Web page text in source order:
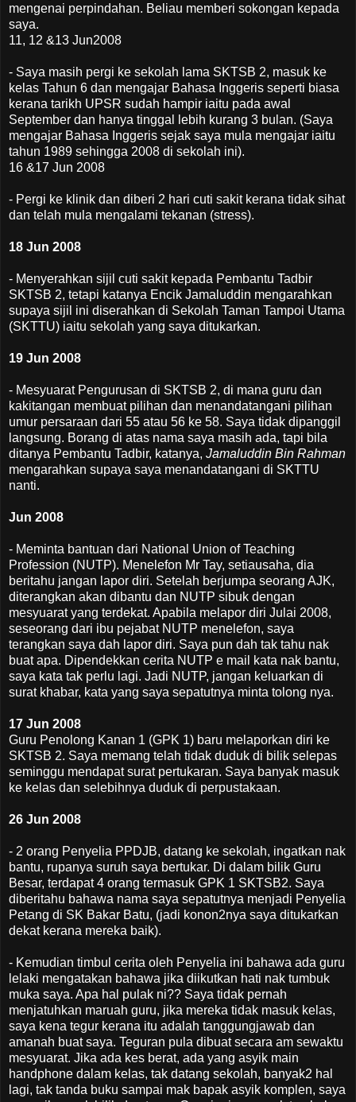
mengenai perpindahan. Beliau memberi sokongan kepada
saya.
11, 12 &13 Jun2008
- Saya masih pergi ke sekolah lama SKTSB 2, masuk ke
kelas Tahun 6 dan mengajar Bahasa Inggeris seperti biasa
kerana tarikh UPSR sudah hampir iaitu pada awal
September dan hanya tinggal lebih kurang 3 bulan. (Saya
mengajar Bahasa Inggeris sejak saya mula mengajar iaitu
tahun 1989 sehingga 2008 di sekolah ini).
16 &17 Jun 2008
- Pergi ke klinik dan diberi 2 hari cuti sakit kerana tidak sihat
dan telah mula mengalami tekanan (stress).
18 Jun 2008
- Menyerahkan sijil cuti sakit kepada Pembantu Tadbir
SKTSB 2, tetapi katanya Encik Jamaluddin mengarahkan
supaya sijil ini diserahkan di Sekolah Taman Tampoi Utama
(SKTTU) iaitu sekolah yang saya ditukarkan.
19 Jun 2008
- Mesyuarat Pengurusan di SKTSB 2, di mana guru dan
kakitangan membuat pilihan dan menandatangani pilihan
umur persaraan dari 55 atau 56 ke 58. Saya tidak dipanggil
langsung. Borang di atas nama saya masih ada, tapi bila
ditanya Pembantu Tadbir, katanya, Jamaluddin Bin Rahman
mengarahkan supaya saya menandatangani di SKTTU
nanti.
Jun 2008
- Meminta bantuan dari National Union of Teaching
Profession (NUTP). Menelefon Mr Tay, setiausaha, dia
beritahu jangan lapor diri. Setelah berjumpa seorang AJK,
diterangkan akan dibantu dan NUTP sibuk dengan
mesyuarat yang terdekat. Apabila melapor diri Julai 2008,
seseorang dari ibu pejabat NUTP menelefon, saya
terangkan saya dah lapor diri. Saya pun dah tak tahu nak
buat apa. Dipendekkan cerita NUTP e mail kata nak bantu,
saya kata tak perlu lagi. Jadi NUTP, jangan keluarkan di
surat khabar, kata yang saya sepatutnya minta tolong nya.
17 Jun 2008
Guru Penolong Kanan 1 (GPK 1) baru melaporkan diri ke
SKTSB 2. Saya memang telah tidak duduk di bilik selepas
seminggu mendapat surat pertukaran. Saya banyak masuk
ke kelas dan selebihnya duduk di perpustakaan.
26 Jun 2008
- 2 orang Penyelia PPDJB, datang ke sekolah, ingatkan nak
bantu, rupanya suruh saya bertukar. Di dalam bilik Guru
Besar, terdapat 4 orang termasuk GPK 1 SKTSB2. Saya
diberitahu bahawa nama saya sepatutnya menjadi Penyelia
Petang di SK Bakar Batu, (jadi konon2nya saya ditukarkan
dekat kerana mereka baik).
- Kemudian timbul cerita oleh Penyelia ini bahawa ada guru
lelaki mengatakan bahawa jika diikutkan hati nak tumbuk
muka saya. Apa hal pulak ni?? Saya tidak pernah
menjatuhkan maruah guru, jika mereka tidak masuk kelas,
saya kena tegur kerana itu adalah tanggungjawab dan
amanah buat saya. Teguran pula dibuat secara am sewaktu
mesyuarat. Jika ada kes berat, ada yang asyik main
handphone dalam kelas, tak datang sekolah, banyak2 hal
lagi, tak tanda buku sampai mak bapak asyik komplen, saya